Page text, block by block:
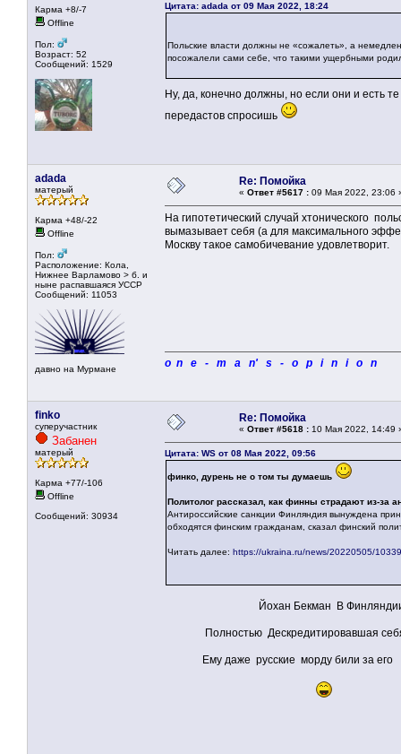
Карма +8/-7
Offline
Пол:
Возраст: 52
Сообщений: 1529
Цитата: adada от 09 Мая 2022, 18:24
Польские власти должны не «сожалеть», а
посожалели сами себе, что такими ущербными
Ну, да, конечно должны, но если они и есть
передастов спросишь
adada
матерый
Карма +48/-22
Offline
Пол:
Расположение: Кола,
Нижнее Варламово > б. и
ныне распавшаяся УССР
Сообщений: 11053
давно на Мурмане
Re: Помойка
« Ответ #5617 : 09 Мая 2022, 23:06
На гипотетический случай хтонического
вымазывает себя (а для максимального
Москву такое самобичевание удовлетворит.
o n e - m a n' s - o p i n i o n
finko
суперучастник
Забанен
матерый
Карма +77/-106
Offline
Сообщений: 30934
Re: Помойка
« Ответ #5618 : 10 Мая 2022, 14:49
Цитата: WS от 08 Мая 2022, 09:56
финко, дурень не о том ты думаешь
Политолог рассказал, как финны страдают из-за
Антироссийские санкции Финляндия вынуждена
обходятся финским гражданам, сказал финский
Читать далее: https://ukraina.ru/news/20220505/
Йохан Бекман В Финляндии
Полностью Дескредитировавшая
Ему даже русские морду били за его